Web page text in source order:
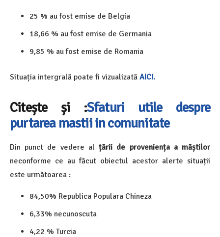
25 % au fost emise de Belgia
18,66 % au fost emise de Germania
9,85 % au fost emise de Romania
Situația intergrală poate fi vizualizată AICI.
Citește și :Sfaturi utile despre
purtarea mastii in comunitate
Din punct de vedere alțării de proveniența a măștilor
neconforme ce au făcut obiectul acestor alerte situații
este următoarea :
84,50% Republica Populara Chineza
6,33% necunoscuta
4,22 % Turcia